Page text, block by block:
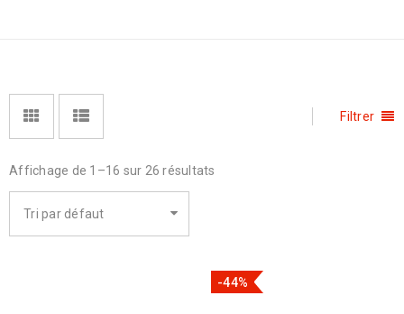
Filtrer
Affichage de 1–16 sur 26 résultats
Tri par défaut
-44%